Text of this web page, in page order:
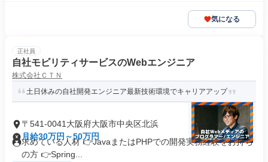
気になる
正社員
自社モビリティサービスのWebエンジニア
株式会社ＣＴＮ
土日休みの自社開発エンジニア最新技術環境でキャリアアップ
〒541-0041大阪府大阪市中央区北浜
月給30万円～50万円
求めている人材 👉JavaまたはPHPでの開発実務経験をお持ち
の方 👉Spring...